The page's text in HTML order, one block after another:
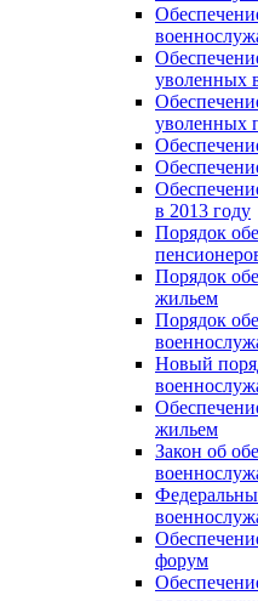
уволенных
в 2013 году
Порядок
Порядок
жильем
Порядок
Новый
жильем
Закон об
форум